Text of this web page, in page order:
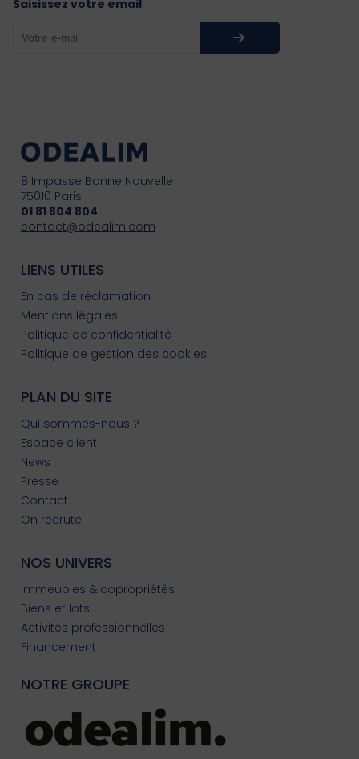
Saisissez votre email
8 Impasse Bonne Nouvelle
75010 Paris
01 81 804 804
contact@odealim.com
LIENS UTILES
En cas de réclamation
Mentions légales
Politique de confidentialité
Politique de gestion des cookies
PLAN DU SITE
Qui sommes-nous ?
Espace client
News
Presse
Contact
On recrute
NOS UNIVERS
Immeubles & copropriétés
Biens et lots
Activités professionnelles
Financement
NOTRE GROUPE